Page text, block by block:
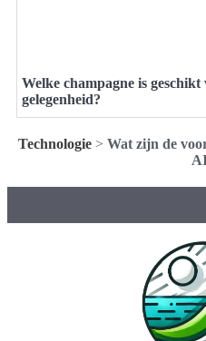
Welke champagne is geschikt
gelegenheid?
Technologie> Wat zijn de